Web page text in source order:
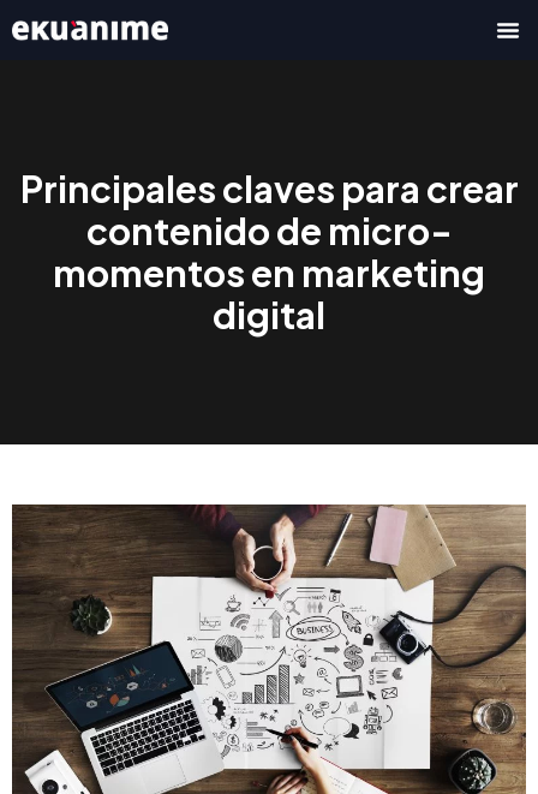
Principales claves para crear
contenido de micro-
momentos en marketing
digital